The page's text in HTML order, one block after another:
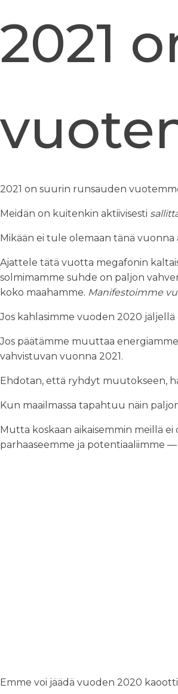
2021
2021 on suurin runsauden
Meidän on kuitenkin aktiivisesti
Mikään ei tule olemaan tänä
Ajattele tätä vuotta megafonin
solmimamme suhde on paljon
koko maahamme. Manifestoimme
Jos kahlasimme vuoden 2020 jäljellä
Jos päätämme muuttaa
vahvistuvan vuonna 2021.
Ehdotan, että ryhdyt muutokseen,
Kun maailmassa tapahtuu näin
Mutta koskaan aikaisemmin meillä
parhaaseemme ja potentiaaliimme
Emme voi jäädä vuoden 2020